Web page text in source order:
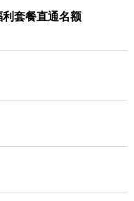
利套餐直通名额